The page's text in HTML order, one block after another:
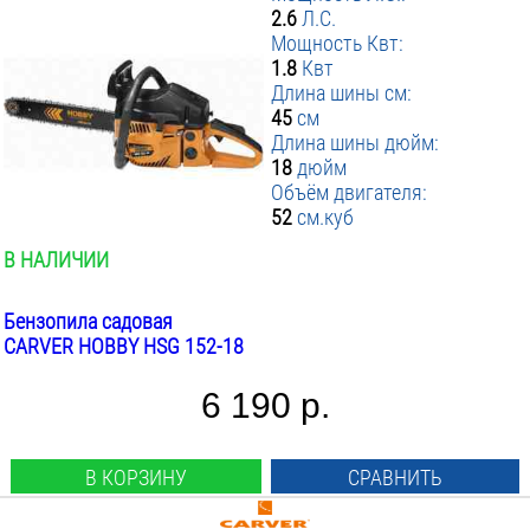
2.6 Л.С.
Мощность Квт:
1.8 Квт
Длина шины см:
45см
Длина шины дюйм:
18 дюйм
Объём двигателя:
52см.куб
В НАЛИЧИИ
Бензопила садовая
CARVER HOBBY HSG 152-18
6 190 р.
В КОРЗИНУ СРАВНИТЬ